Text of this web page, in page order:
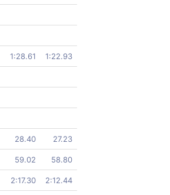
1:28.61 1:22.93
28.40 27.23
59.02 58.80
2:17.30 2:12.44